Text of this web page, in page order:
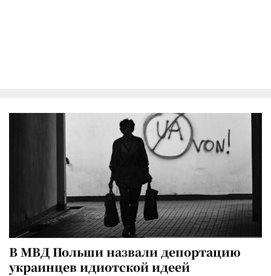
В МВД Польши назвали депортацию
украинцев идиотской идеей